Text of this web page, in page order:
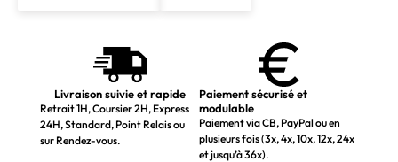
Livraison suivie et rapide
Retrait 1H, Coursier 2H, Express
24H, Standard, Point Relais ou
sur Rendez-vous.
Paiement sécurisé et
modulable
Paiement via CB, PayPal ou en
plusieurs fois (3x, 4x, 10x, 12x, 24x
et jusqu’à 36x).